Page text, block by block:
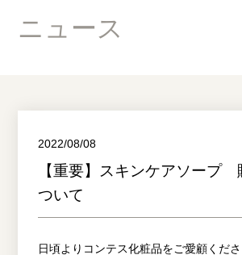
ニュース
2022/08/08
【重要】スキンケアソープ
ついて
日頃よりコンテス化粧品をご愛顧くだ